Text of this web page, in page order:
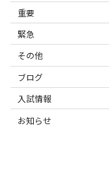
重要
緊急
その他
ブログ
入試情報
お知らせ